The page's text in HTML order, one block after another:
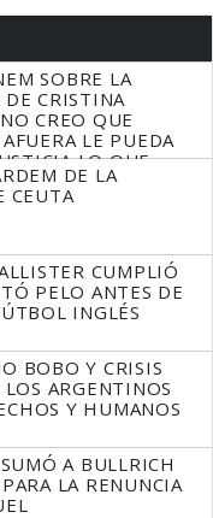
SOBRE LA
DE CRISTINA
CREO QUE
LE PUEDA
LO QUE
DE LA
CEUTA
CUMPLIÓ
PELO ANTES DE
INGLÉS
BOBO Y CRISIS
ARGENTINOS
Y HUMANOS
A BULLRICH
LA RENUNCIA